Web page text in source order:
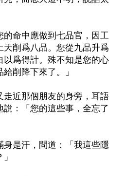
的命中應做到七品官，因工
天削爲八品。您從九品升爲
以爲得計。殊不知是您的心
削降下來了。」
走近那個朋友的身旁，耳語
說：「您的這些事，全忘了
身是汗，問道：「我這些隱